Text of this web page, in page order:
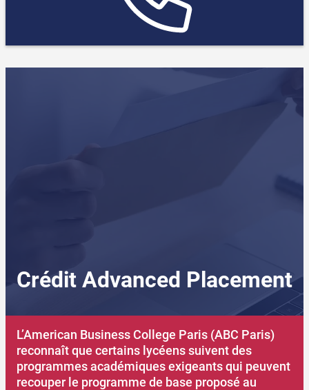
Crédit Advanced Placement
L’American Business College Paris (ABC Paris)
reconnaît que certains lycéens suivent des
programmes académiques exigeants qui peuvent
recouper le programme de base proposé au